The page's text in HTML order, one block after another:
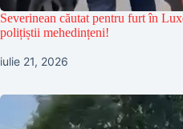
Severinean căutat pentru furt în
polițiștii mehedințeni!
iulie 21, 2026